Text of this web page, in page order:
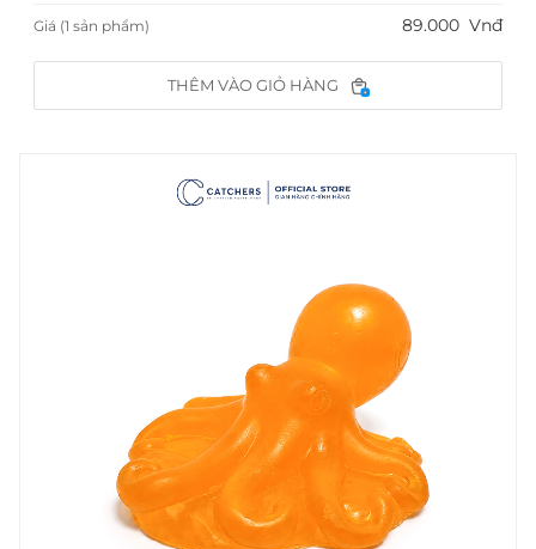
Giá (1 sản phẩm) 89.000 Vnđ
THÊM VÀO GIỎ HÀNG